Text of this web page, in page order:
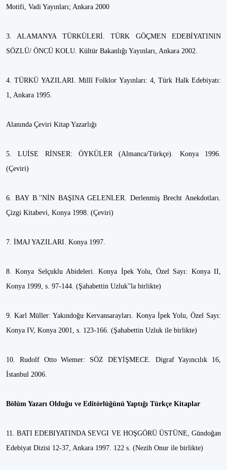
Motifi, Vadi Yayınları; Ankara 2000
3. ALAMANYA TÜRKÜLERİ. TÜRK GÖÇMEN EDEBİYATININ
SÖZLÜ/ ÖNCÜ KOLU. Kültür Bakanlığı Yayınları, Ankara 2002.
4. TÜRKÜ YAZILARI. Millî Folklor Yayınları: 4, Türk Halk Edebiyatı:
1, Ankara 1995.
Alanında Çeviri Kitap Yazarlığı
5. LUİSE RİNSER: ÖYKÜLER (Almanca/Türkçe). Konya 1996.
(Çeviri)
6. BAY B.''NİN BAŞINA GELENLER. Derlenmiş Brecht Anekdotları.
Çizgi Kitabevi, Konya 1998. (Çeviri)
7. İMAJ YAZILARI. Konya 1997.
8. Konya Selçuklu Abideleri. Konya İpek Yolu, Özel Sayı: Konya II,
Konya 1999, s. 97-144. (Şahabettin Uzluk''la birlikte)
9. Karl Müller: Yakındoğu Kervansarayları. Konya İpek Yolu, Özel Sayı:
Konya IV, Konya 2001, s. 123-166. (Şahabettin Uzluk ile birlikte)
10. Rudolf Otto Wiemer: SÖZ DEYİŞMECE. Digraf Yayıncılık 16,
İstanbul 2006.
Bölüm Yazarı Olduğu ve Editörlüğünü Yaptığı Türkçe Kitaplar
11. BATI EDEBIYATINDA SEVGI VE HOŞGÖRÜ ÜSTÜNE, Gündoğan
Edebiyat Dizisi 12-37, Ankara 1997. 122 s. (Nezih Onur ile birlikte)